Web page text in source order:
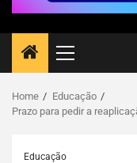
Home
Educação
Prazo para pedir a
Educação